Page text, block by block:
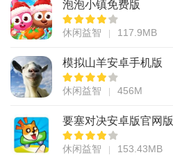
泡泡小镇免费版
休闲益智 117.9MB
模拟山羊安卓手机版
休闲益智 456M
要塞对决安卓版官网版
休闲益智 153.43MB